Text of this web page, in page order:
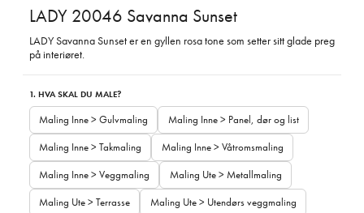
LADY 20046 Savanna Sunset
LADY Savanna Sunset er en gyllen rosa tone som setter sitt glade preg
på interiøret.
1. HVA SKAL DU MALE?
Maling Inne > Gulvmaling
Maling Inne > Panel, dør og list
Maling Inne > Takmaling
Maling Inne > Våtromsmaling
Maling Inne > Veggmaling
Maling Ute > Metallmaling
Maling Ute > Terrasse
Maling Ute > Utendørs veggmaling